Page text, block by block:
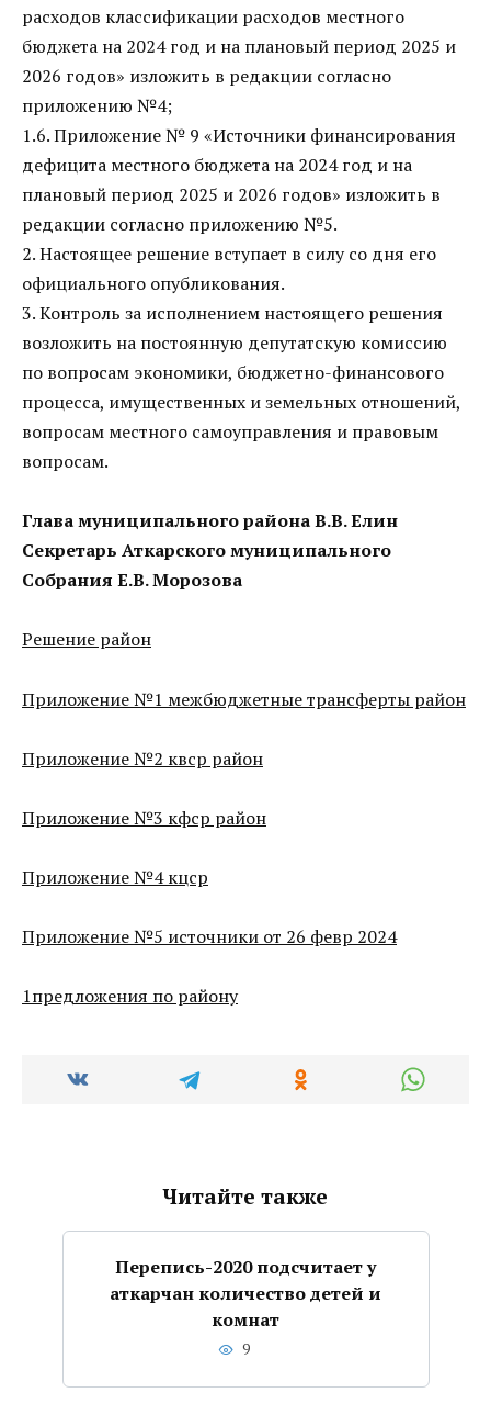
расходов классификации расходов местного
бюджета на 2024 год и на плановый период 2025 и
2026 годов» изложить в редакции согласно
приложению №4;
1.6. Приложение № 9 «Источники финансирования
дефицита местного бюджета на 2024 год и на
плановый период 2025 и 2026 годов» изложить в
редакции согласно приложению №5.
2. Настоящее решение вступает в силу со дня его
официального опубликования.
3. Контроль за исполнением настоящего решения
возложить на постоянную депутатскую комиссию
по вопросам экономики, бюджетно-финансового
процесса, имущественных и земельных отношений,
вопросам местного самоуправления и правовым
вопросам.
Глава муниципального района В.В. Елин
Секретарь Аткарского муниципального
Собрания Е.В. Морозова
Решение район
Приложение №1 межбюджетные трансферты район
Приложение №2 квср район
Приложение №3 кфср район
Приложение №4 кцср
Приложение №5 источники от 26 февр 2024
1предложения по району
Читайте также
Перепись-2020 подсчитает у
аткарчан количество детей и
комнат
9